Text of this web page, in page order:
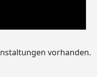
vorhanden.